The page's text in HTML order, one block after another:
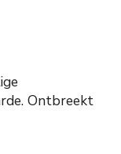
Ontbreekt